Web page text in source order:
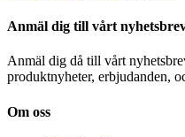
Anmäl dig till vårt
Anmäl dig då till vårt
produktnyheter, erbjudanden,
Om oss